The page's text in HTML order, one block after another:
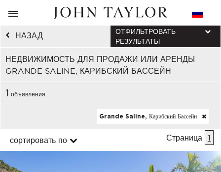
НАЗАД
НЕДВИЖИМОСТЬ ДЛЯ ПРОДАЖИ ИЛИ АРЕНДЫ
GRANDE SALINE, КАРИБСКИЙ БАССЕЙН
ОТФИЛЬТРОВАТЬ
РЕЗУЛЬТАТЫ
1 объявления
Grande Saline, Карибский Бассейн
сортировать по Страница 1